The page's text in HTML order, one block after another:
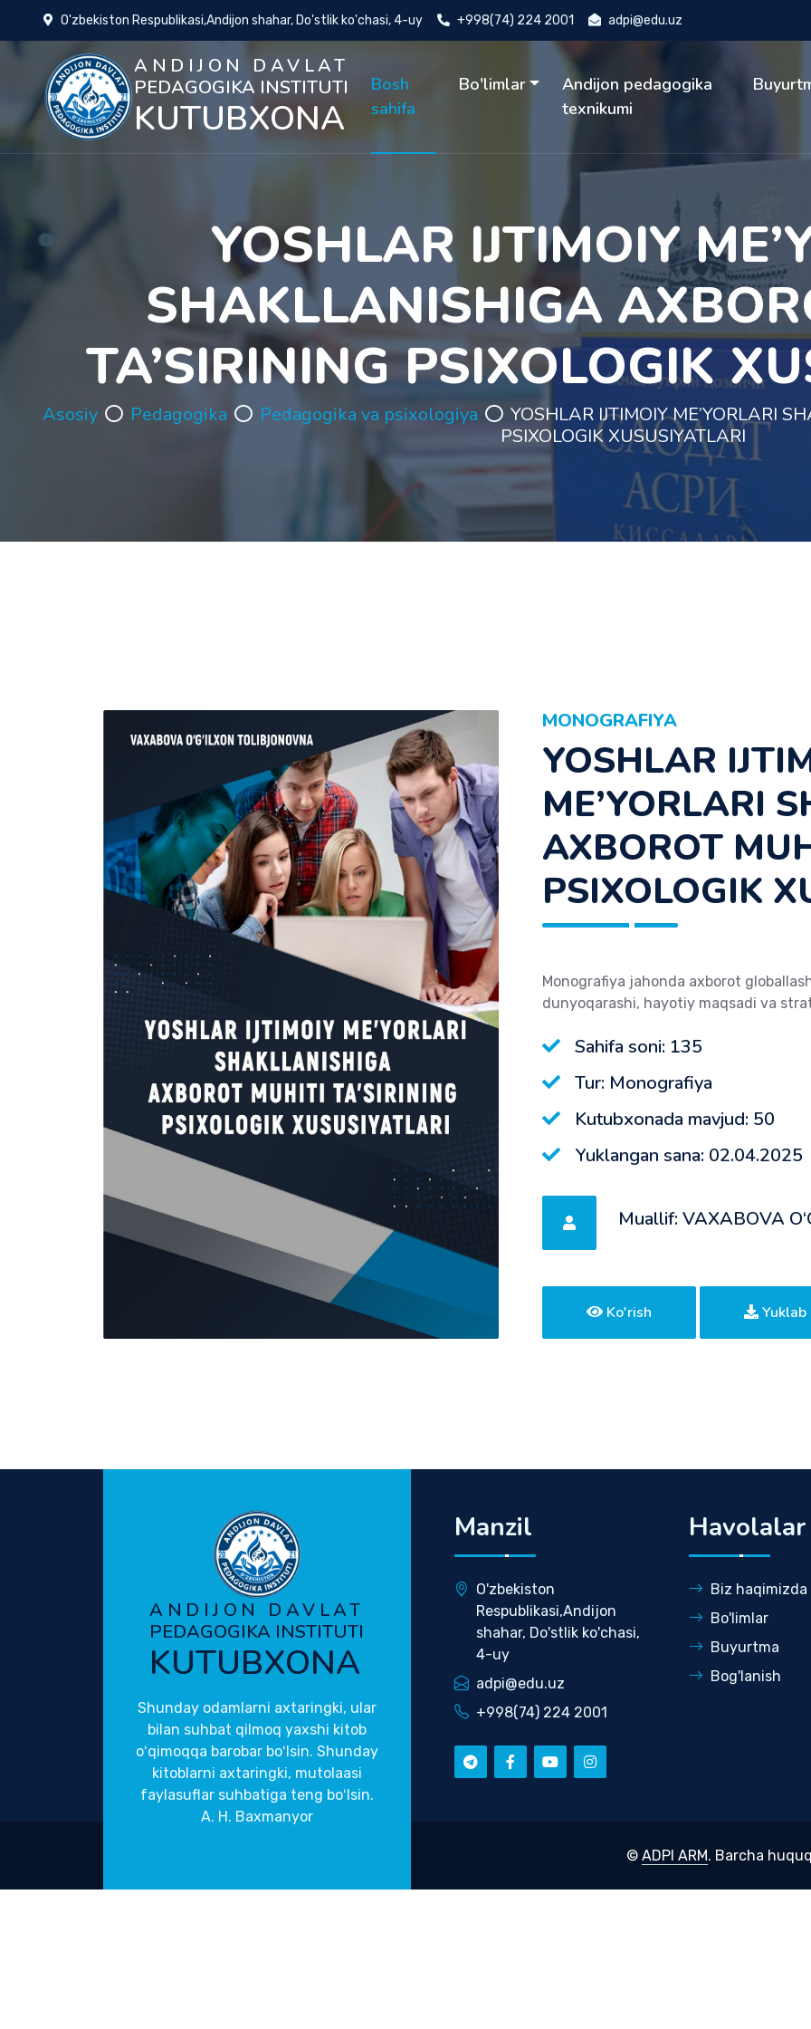
O'zbekiston Respublikasi,Andijon shahar, Do'stlik ko'chasi, 4-uy +998(74) 224 2001 adpi@edu.uz
ANDIJON DAVLAT
PEDAGOGIKA INSTITUTI
KUTUBXONA
Bosh
sahifa
Bo'limlar
Andijon pedagogika
texnikumi
YOSHLAR ІJTІMOІY
SHAKLLANІSHІGA
TA’SІRІNІNG PSІXOLOGІK
Asosiy Pedagogika Pedagogika va psixologiya
YOSHLAR ІJTІMOІY ME’YORLARІ
PSІXOLOGІK XUSUSІYATLARІ
MONOGRAFIYA
YOSHLAR
ME’YORLARІ
AXBOROT
PSІXOLOGІK
Monografiya jahonda axborot
dunyoqarashi, hayotiy maqsadi va
Sahifa soni: 135
Tur: Monografiya
Kutubxonada mavjud: 50
Yuklangan sana: 02.04.2025
Muallif: VAXABOVA
Ko'rish Yuklab
ANDIJON DAVLAT
PEDAGOGIKA INSTITUTI
KUTUBXONA
Shunday odamlarni axtaringki, ular
bilan suhbat qilmoq yaxshi kitob
oʻqimoqqa barobar boʻlsin. Shunday
kitoblarni axtaringki, mutolaasi
faylasuflar suhbatiga teng boʻlsin.
A. H. Baxmanyor
Manzil
O'zbekiston
Respublikasi,Andijon
shahar, Do'stlik ko'chasi,
4-uy
adpi@edu.uz
+998(74) 224 2001
Havolalar
Biz haqimizda
Bo'limlar
Buyurtma
Bog'lanish
© ADPI ARM. Barcha